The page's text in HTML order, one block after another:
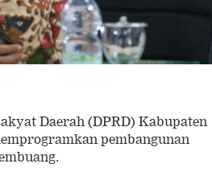
Daerah (DPRD) Kabupaten
pembangunan